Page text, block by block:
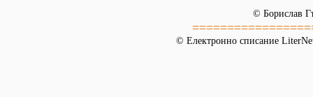
© Борислав
© Електронно списание